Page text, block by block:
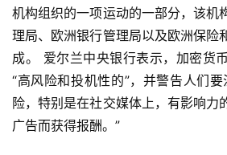
机构组织的一项运动的一部分，该机
理局、欧洲银行管理局以及欧洲保险
成。 爱尔兰中央银行表示，加密货
“高风险和投机性的”，并警告人们
险，特别是在社交媒体上，有影响力
广告而获得报酬。”